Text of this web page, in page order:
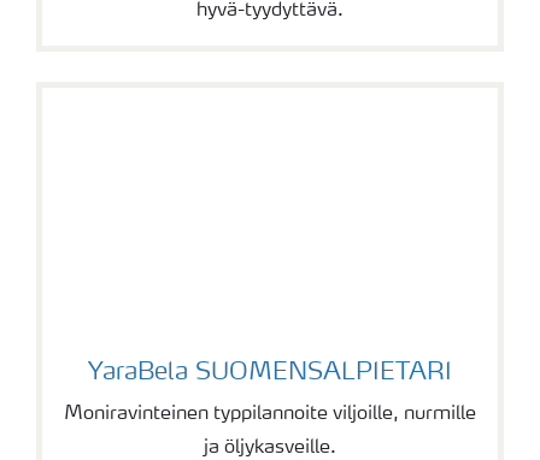
hyvä-tyydyttävä.
YaraBela SUOMENSALPIETARI
YaraBela SUOMENSALPIETARI
Moniravinteinen typpilannoite viljoille, nurmille
ja öljykasveille.